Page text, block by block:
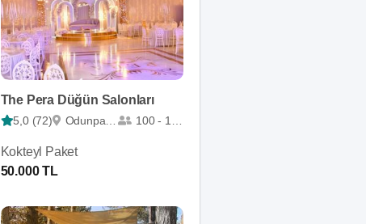
The Pera Düğün Salonları
5,0 (72) Odunpazarı 100 - 1500
Kokteyl Paket
50.000 TL